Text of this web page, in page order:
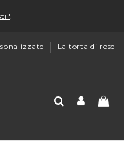
.
La torta di rose